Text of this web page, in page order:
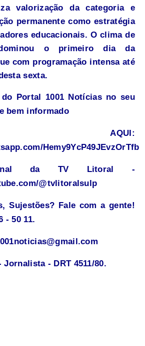
valorização da categoria e
permanente como estratégia
educacionais. O clima de
dominou o primeiro dia da
com programação intensa até
sexta.
do Portal 1001 Notícias no seu
bem informado
AQUI:
Hemy9YcP49JEvzOrTfb
da TV Litoral -
@tvlitoralsulp
Sujestões? Fale com a gente!
- 50 11.
- DRT 4511/80.